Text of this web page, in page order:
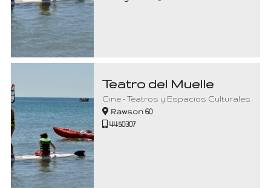
Teatro del Muelle
Cine - Teatros y Espacios Culturales
Rawson 60
4450307